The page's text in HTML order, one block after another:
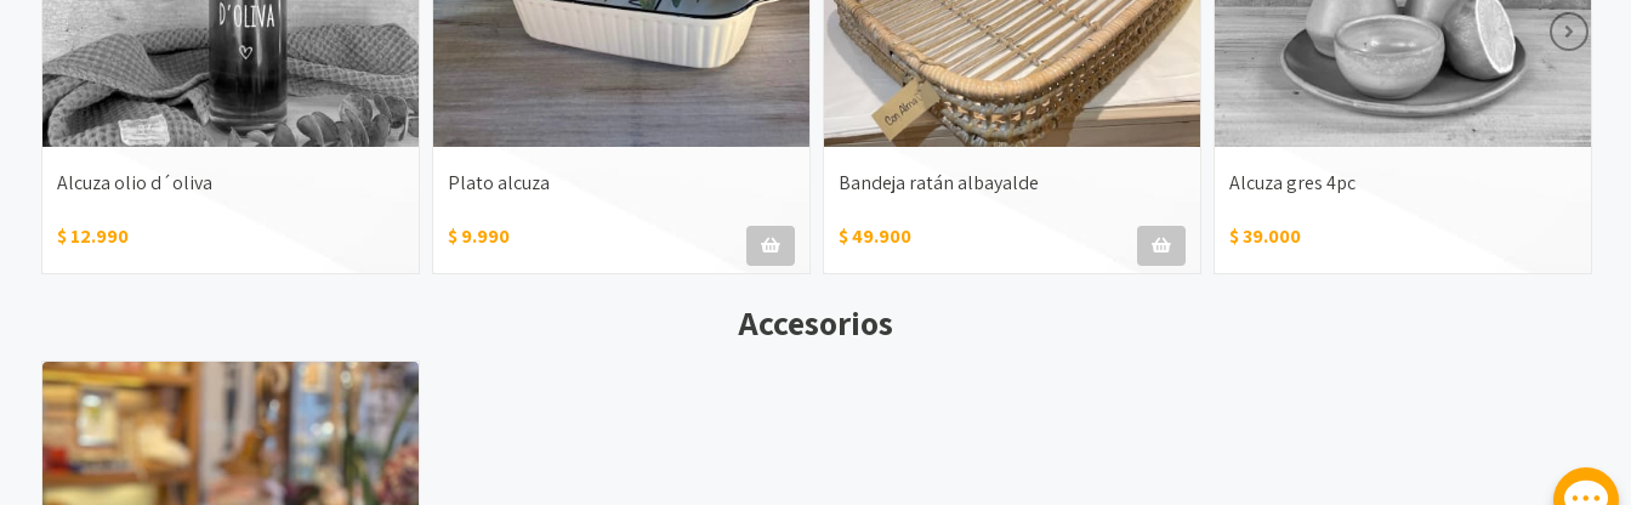
Alcuza olio d´oliva
$ 12.990
Plato alcuza
$ 9.990
Bandeja ratán albayalde
$ 49.900
Alcuza gres 4pc
$ 39.000
Accesorios